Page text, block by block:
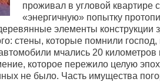
проживал в угловой квартире
«энергичную» попытку
элементы конструкции
стены, которые помнили
мчались 20 километров
которое пережило целую
не было. Часть имущества